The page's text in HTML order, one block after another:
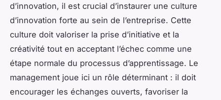
d’innovation, il est crucial d’instaurer une culture
d’innovation forte au sein de l’entreprise. Cette
culture doit valoriser la prise d’initiative et la
créativité tout en acceptant l’échec comme une
étape normale du processus d’apprentissage. Le
management joue ici un rôle déterminant : il doit
encourager les échanges ouverts, favoriser la